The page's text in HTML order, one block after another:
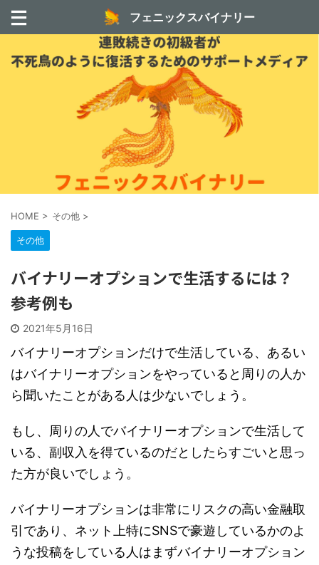
フェニックスバイナリー
HOME > その他 >
その他
バイナリーオプションで生活するには？
参考例も
2021年5月16日
バイナリーオプションだけで生活している、あるい
はバイナリーオプションをやっていると周りの人か
ら聞いたことがある人は少ないでしょう。
もし、周りの人でバイナリーオプションで生活して
いる、副収入を得ているのだとしたらすごいと思っ
た方が良いでしょう。
バイナリーオプションは非常にリスクの高い金融取
引であり、ネット上特にSNSで豪遊しているかのよ
うな投稿をしている人はまずバイナリーオプション